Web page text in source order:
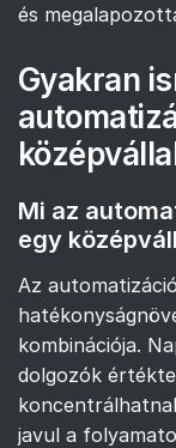
és
Gyakran
Mi az
egy
Az
kombinációja.
dolgozók
javul a